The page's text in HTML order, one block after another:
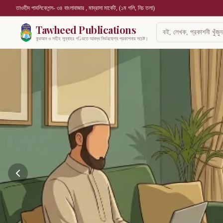
তাওহীদ পাবলিকেশন্স- ৩৪ বাংলাবাজার , মাদ্রাসা মার্কেট, (১ম গলি, নিচ তলা)
Tawheed Publications
কুরআন ও সহীহ সুন্নাহর গণ্ডিতে আবদ্ধ নির্ভরযোগ্য প্রকাশনায় সচেষ্ট।